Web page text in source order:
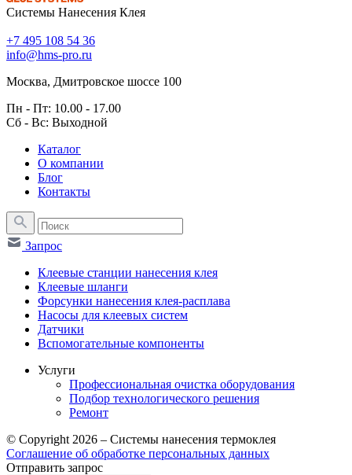
Системы Нанесения Клея
+7 495 108 54 36
info@hms-pro.ru
Москва, Дмитровское шоссе 100
Пн - Пт: 10.00 - 17.00
Сб - Вс: Выходной
Каталог
О компании
Блог
Контакты
Запрос
Клеевые станции нанесения клея
Клеевые шланги
Форсунки нанесения клея-расплава
Насосы для клеевых систем
Датчики
Вспомогательные компоненты
Услуги
Профессиональная очистка оборудования
Подбор технологического решения
Ремонт
© Copyright 2026 – Системы нанесения термоклея
Соглашение об обработке персональных данных
Отправить запрос